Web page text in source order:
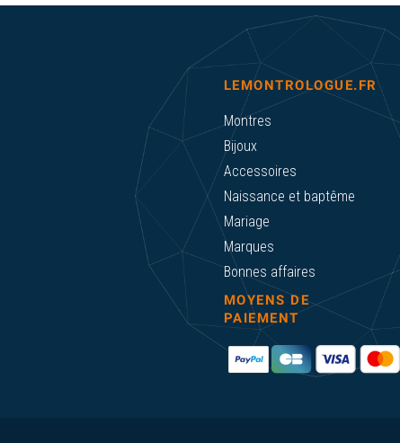
LEMONTROLOGUE.FR
Montres
Bijoux
Accessoires
Naissance et baptême
Mariage
Marques
Bonnes affaires
MOYENS DE
PAIEMENT